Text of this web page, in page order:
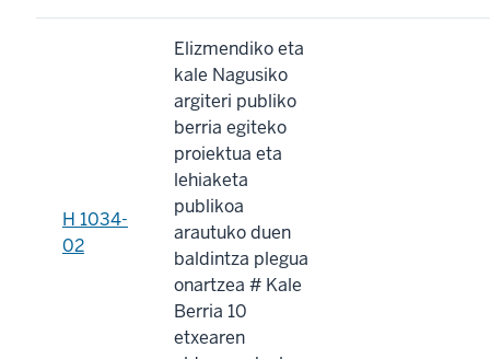
H 1034-
02
Elizmendiko eta
kale Nagusiko
argiteri publiko
berria egiteko
proiektua eta
lehiaketa
publikoa
arautuko duen
baldintza plegua
onartzea # Kale
Berria 10
etxearen